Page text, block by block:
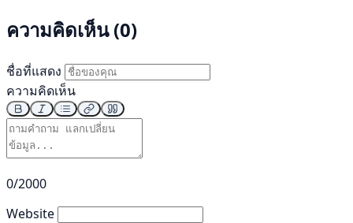
ความคิดเห็น (0)
ชื่อที่แสดง
ความคิดเห็น
0/2000
Website